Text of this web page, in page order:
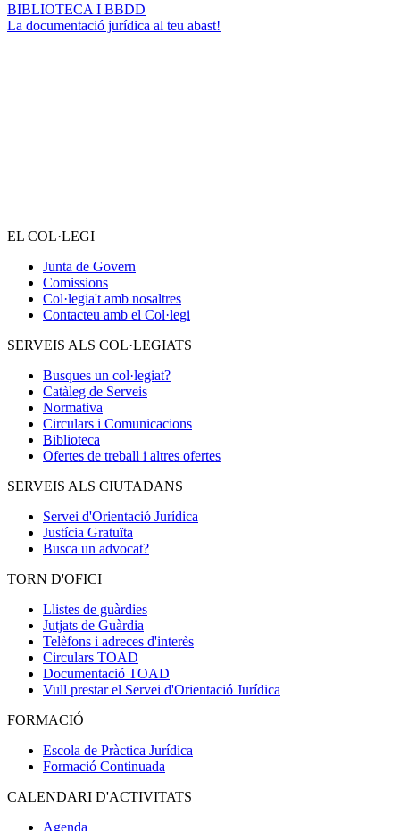
BIBLIOTECA I BBDD
La documentació jurídica al teu abast!
EL COL·LEGI
Junta de Govern
Comissions
Col·legia't amb nosaltres
Contacteu amb el Col·legi
SERVEIS ALS COL·LEGIATS
Busques un col·legiat?
Catàleg de Serveis
Normativa
Circulars i Comunicacions
Biblioteca
Ofertes de treball i altres ofertes
SERVEIS ALS CIUTADANS
Servei d'Orientació Jurídica
Justícia Gratuïta
Busca un advocat?
TORN D'OFICI
Llistes de guàrdies
Jutjats de Guàrdia
Telèfons i adreces d'interès
Circulars TOAD
Documentació TOAD
Vull prestar el Servei d'Orientació Jurídica
FORMACIÓ
Escola de Pràctica Jurídica
Formació Continuada
CALENDARI D'ACTIVITATS
Agenda